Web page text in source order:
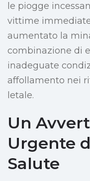
le piogge
vittime
aumentato la
combinazione di
inadeguate
affollamento nei
letale.
Un
Urgente
Salute